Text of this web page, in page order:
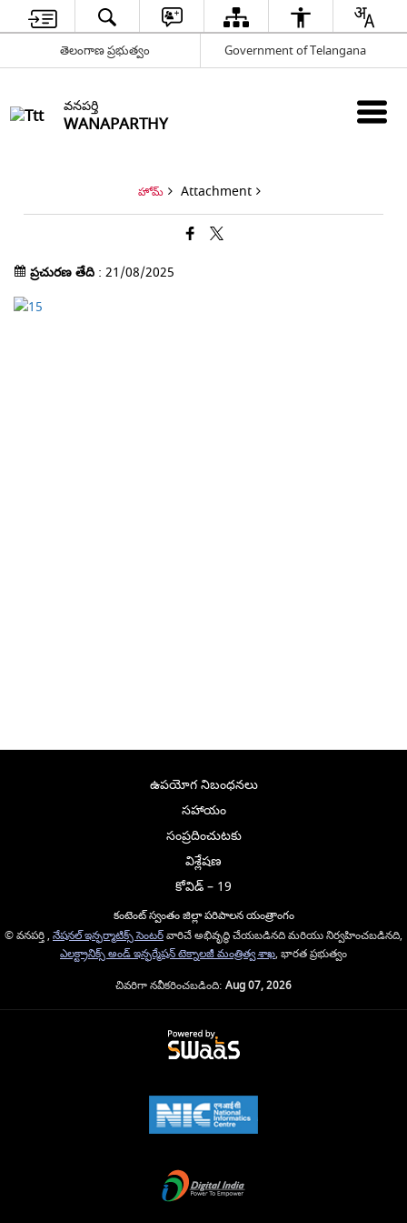
తెలంగాణ ప్రభుత్వం Government of Telangana
వనపర్తి
WANAPARTHY
హోమ్ Attachment
ప్రచురణ తేది : 21/08/2025
ఉపయోగ నిబంధనలు
సహాయం
సంప్రదించుటకు
విశ్లేషణ
కోవిడ్ – 19
కంటెంట్ స్వంతం జిల్లా పరిపాలన యంత్రాంగం
© వనపర్తి , నేషనల్ ఇన్ఫర్మాటిక్స్ సెంటర్వారిచే అభివృద్ధి చేయబడినది మరియు నిర్వహించబడినది,
ఎలక్ట్రానిక్స్ అండ్ ఇన్ఫర్మేషన్ టెక్నాలజీ మంత్రిత్వ శాఖ, భారత ప్రభుత్వం
చివరిగా నవీకరించబడింది: Aug 07, 2026